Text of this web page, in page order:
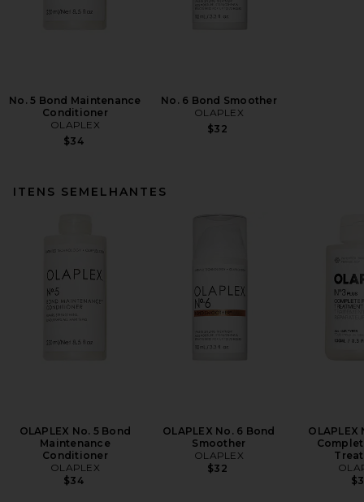
No. 5 Bond Maintenance
Conditioner
OLAPLEX
$34
No. 6 Bond Smoother
OLAPLEX
$32
ITENS SEMELHANTES
OLAPLEX No. 5 Bond
Maintenance
Conditioner
OLAPLEX
$34
OLAPLEX No. 6 Bond
Smoother
OLAPLEX
$32
OLAPLEX